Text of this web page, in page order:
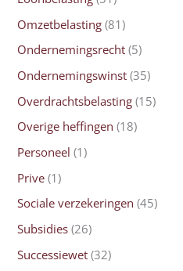
Omzetbelasting (81)
Ondernemingsrecht (5)
Ondernemingswinst (35)
Overdrachtsbelasting (15)
Overige heffingen (18)
Personeel (1)
Prive (1)
Sociale verzekeringen (45)
Subsidies (26)
Successiewet (32)